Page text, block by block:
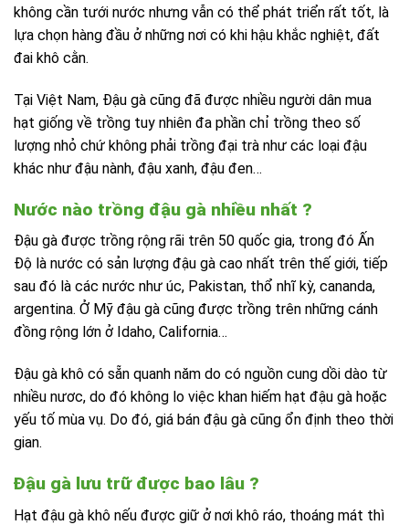
không cần tưới nước nhưng vẫn có thể phát triển rất tốt, là
lựa chọn hàng đầu ở những nơi có khi hậu khắc nghiệt, đất
đai khô cằn.
Tại Việt Nam, Đậu gà cũng đã được nhiều người dân mua
hạt giống về trồng tuy nhiên đa phần chỉ trồng theo số
lượng nhỏ chứ không phải trồng đại trà như các loại đậu
khác như đậu nành, đậu xanh, đậu đen…
Nước nào trồng đậu gà nhiều nhất ?
Đậu gà được trồng rộng rãi trên 50 quốc gia, trong đó Ấn
Độ là nước có sản lượng đậu gà cao nhất trên thế giới, tiếp
sau đó là các nước như úc, Pakistan, thổ nhĩ kỳ, cananda,
argentina. Ở Mỹ đậu gà cũng được trồng trên những cánh
đồng rộng lớn ở Idaho, California…
Đậu gà khô có sẵn quanh năm do có nguồn cung dồi dào từ
nhiều nươc, do đó không lo việc khan hiếm hạt đậu gà hoặc
yếu tố mùa vụ. Do đó, giá bán đậu gà cũng ổn định theo thời
gian.
Đậu gà lưu trữ được bao lâu ?
Hạt đậu gà khô nếu được giữ ở nơi khô ráo, thoáng mát thì